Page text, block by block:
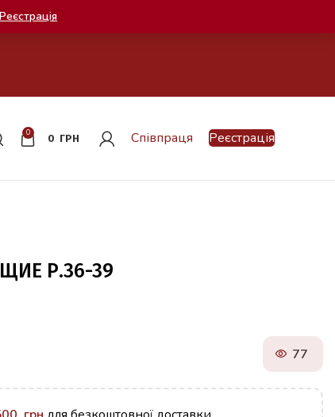
0
0 ГРН Співпраця Реєстрація
Р.36-39
77
Реєстрація